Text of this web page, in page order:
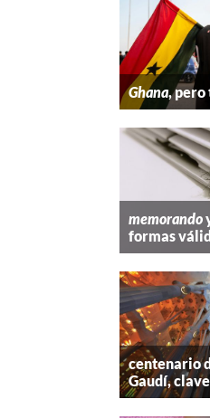
Ghana, pero
memorando
formas
centenario
Gaudí,